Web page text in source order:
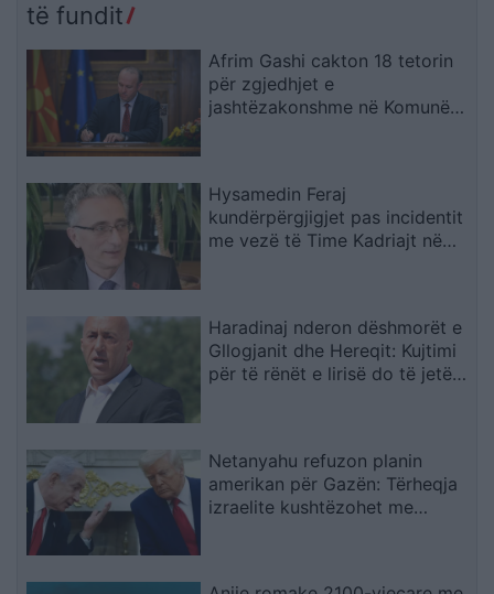
të fundit
Afrim Gashi cakton 18 tetorin
për zgjedhjet e
jashtëzakonshme në Komunën
Hysamedin Feraj
kundërpërgjigjet pas incidentit
me vezë të Time Kadriajt në
Haradinaj nderon dëshmorët e
Gllogjanit dhe Hereqit: Kujtimi
për të rënët e lirisë do të jetë i
Netanyahu refuzon planin
amerikan për Gazën: Tërheqja
izraelite kushtëzohet me